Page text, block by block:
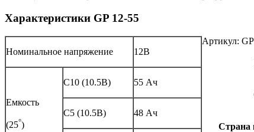
Характеристики GP 12-55
Номинальное напряжение 12В
Емкость
(25°)
С10 (10.5В) 55 Ач
С5 (10.5В) 48 Ач
Артикул:
Страна